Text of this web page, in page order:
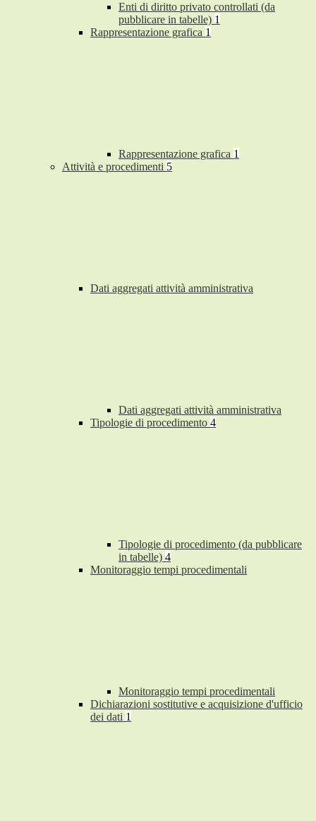
Enti di diritto privato controllati (da
pubblicare in tabelle) 1
Rappresentazione grafica 1
Rappresentazione grafica 1
Attività e procedimenti 5
Dati aggregati attività amministrativa
Dati aggregati attività amministrativa
Tipologie di procedimento 4
Tipologie di procedimento (da pubblicare
in tabelle) 4
Monitoraggio tempi procedimentali
Monitoraggio tempi procedimentali
Dichiarazioni sostitutive e acquisizione d'ufficio
dei dati 1